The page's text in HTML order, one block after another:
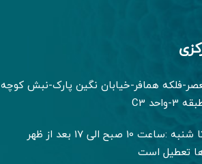
فلکه همافر-خیابان نگین پارک-نبش کوچه
10 صبح الی 17 بعد از ظهر
تعطیل است